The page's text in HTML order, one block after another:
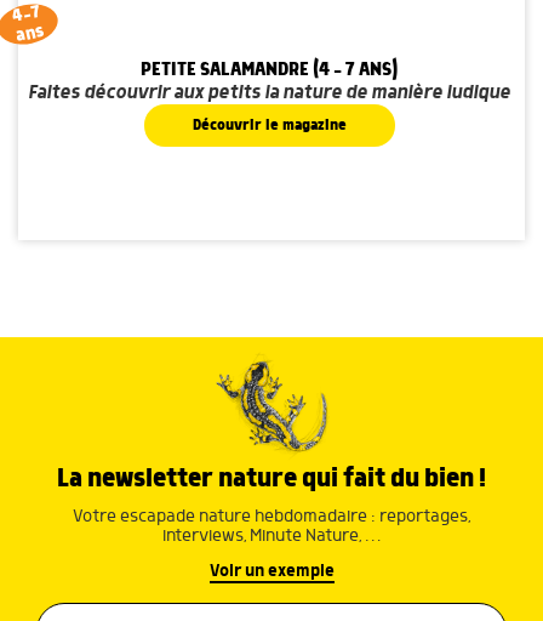
4-7
ans
PETITE SALAMANDRE (4 - 7 ANS)
Faites découvrir aux petits la nature de manière ludique
Découvrir le magazine
La newsletter nature qui fait du bien !
Votre escapade nature hebdomadaire : reportages,
interviews, Minute Nature, …
Voir un exemple